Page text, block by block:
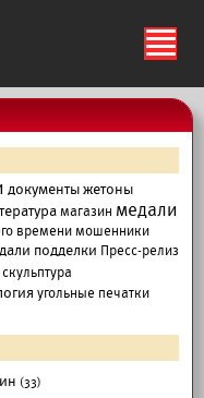
ś
документыжетоны
магазин медали
временимошенники
подделки Пресс-релиз
скульптура
угольные печатки
(33)